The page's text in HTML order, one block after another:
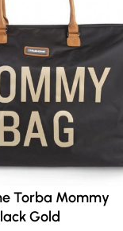
Torba Mommy
Gold